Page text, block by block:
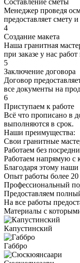
Составление сметы
Менеджер проведя
предоставляет смету
4
Создание макета
Наша гранитная
при заказе у нас работ
5
Заключение договора
Договор
все документы на
6
Приступаем к работе
Всё что прописано в
выполняются в срок.
Наши преимущества:
Свои гранитные
Работаем без
Работаем напрямую с
Благодаря этому
Опыт работы более 20
Профессиональный
Предоставляем
На все работы
Материалы с
Капустинский
Габбро